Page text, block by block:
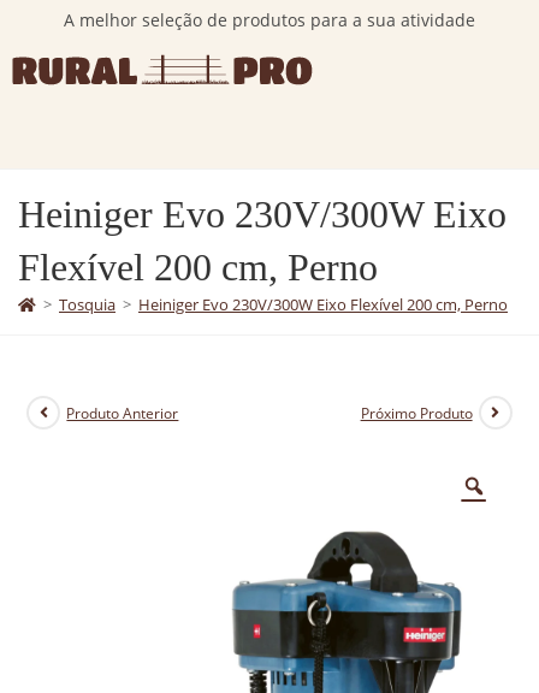
A melhor seleção de produtos para a sua atividade
Heiniger Evo 230V/300W Eixo
Flexível 200 cm, Perno
> Tosquia > Heiniger Evo 230V/300W Eixo Flexível 200 cm, Perno
Produto Anterior Próximo Produto